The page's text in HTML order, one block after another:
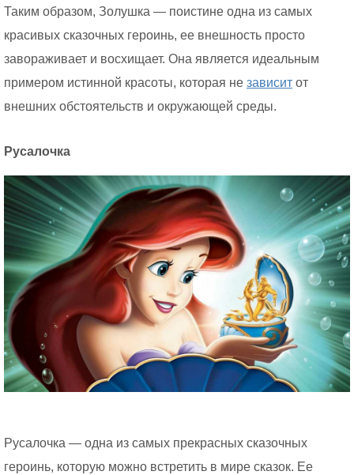
Таким образом, Золушка — поистине одна из самых
красивых сказочных героинь, ее внешность просто
завораживает и восхищает. Она является идеальным
примером истинной красоты, которая не зависит от
внешних обстоятельств и окружающей среды.
Русалочка
Русалочка — одна из самых прекрасных сказочных
героинь, которую можно встретить в мире сказок. Ее